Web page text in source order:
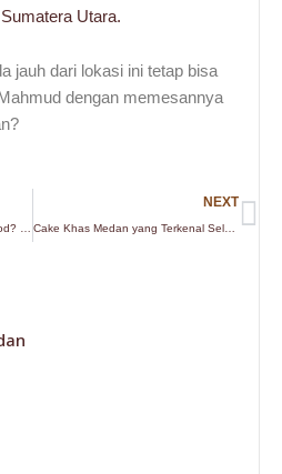
Utara.
jauh dari lokasi ini tetap bisa
dengan memesannya
NEXT